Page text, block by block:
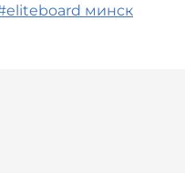
минск